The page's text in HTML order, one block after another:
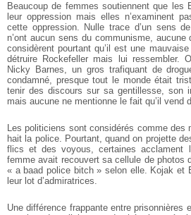
Beaucoup de femmes soutiennent que les
leur oppression mais elles n’examinent
cette oppression. Nulle trace d’un sens
n’ont aucun sens du communisme,
considèrent pourtant qu’il est une
détruire Rockefeller mais lui ressembler.
Nicky Barnes, un gros trafiquant de
condamné, presque tout le monde était
tenir des discours sur sa gentillesse, son
mais aucune ne mentionne le fait qu’il vend
Les politiciens sont considérés comme des
hait la police. Pourtant, quand on projette
flics et des voyous, certaines
femme avait recouvert sa cellule de photos
« a baad police bitch » selon elle. Kojak et
leur lot d’admiratrices.
Une différence frappante entre prisonnières